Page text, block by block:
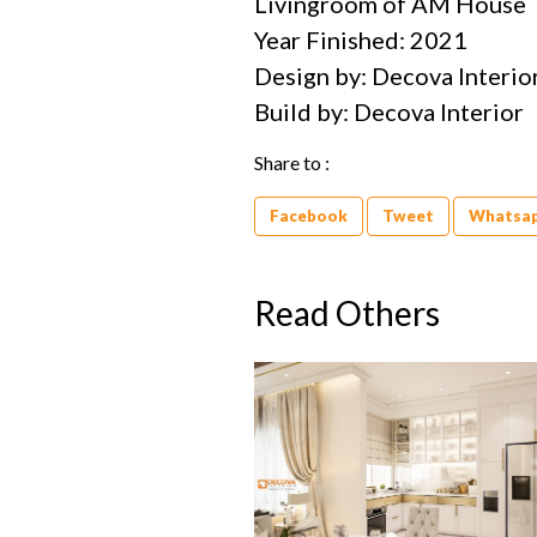
Year Finished: 2021
Design by: Decova
Build by: Decova Interior
Share to :
Facebook Tweet
Read Others